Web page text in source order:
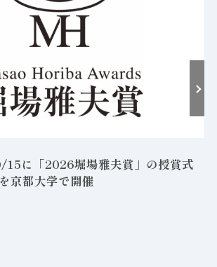
15に「2026堀場雅夫賞」の授賞式
京都大学で開催